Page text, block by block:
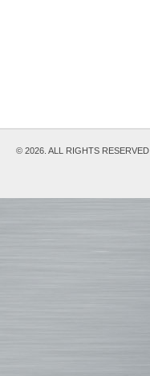
© 2026. ALL RIGHTS RESERVED